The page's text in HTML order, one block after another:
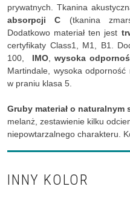
prywatnych. Tkanina
absorpcji C (tkanina
Dodatkowo materiał ten jest
certyfikaty Class1, M1, B1.
100, IMO, wysoka
Martindale, wysoka odporność
w praniu klasa 5.
Gruby materiał o naturalnym
melanż, zestawienie kilku
niepowtarzalnego charakteru.
INNY KOLOR